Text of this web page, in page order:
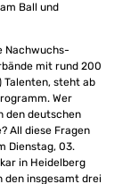
Ball und
Nachwuchs-
mit rund 200
steht ab
Wer
den deutschen
All diese Fragen
Dienstag, 03.
in Heidelberg
den insgesamt drei